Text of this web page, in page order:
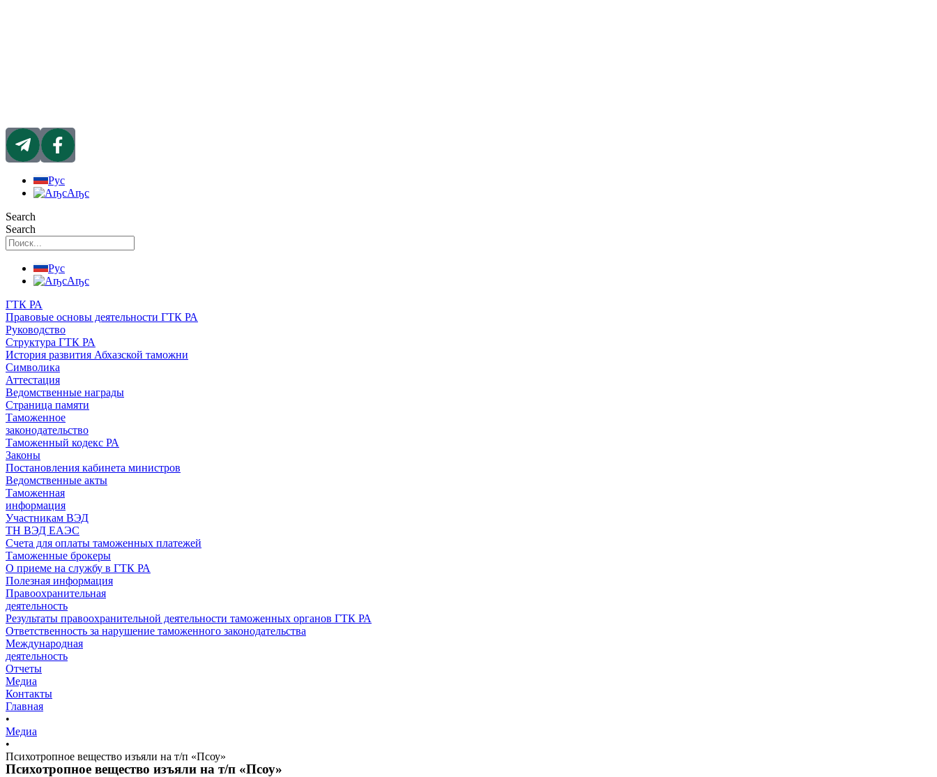
Рус
Аҧс
Search
Search
Рус
Аҧс
ГТК РА
Правовые основы деятельности ГТК РА
Руководство
Структура ГТК РА
История развития Абхазской таможни
Символика
Аттестация
Ведомственные награды
Страница памяти
Таможенное
законодательство
Таможенный кодекс РА
Законы
Постановления кабинета министров
Ведомственные акты
Таможенная
информация
Участникам ВЭД
ТН ВЭД ЕАЭС
Счета для оплаты таможенных платежей
Таможенные брокеры
О приеме на службу в ГТК РА
Полезная информация
Правоохранительная
деятельность
Результаты правоохранительной деятельности таможенных органов ГТК РА
Ответственность за нарушение таможенного законодательства
Международная
деятельность
Отчеты
Медиа
Контакты
Главная
•
Медиа
•
Психотропное вещество изъяли на т/п «Псоу»
Психотропное вещество изъяли на т/п «Псоу»